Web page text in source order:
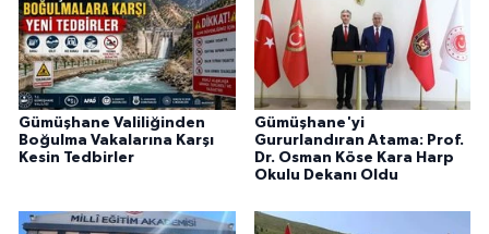
Gümüşhane Valiliğinden
Boğulma Vakalarına Karşı
Kesin Tedbirler
Gümüşhane'yi
Gururlandıran Atama: Prof.
Dr. Osman Köse Kara Harp
Okulu Dekanı Oldu